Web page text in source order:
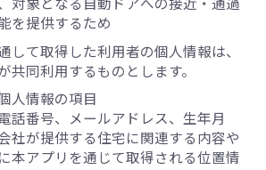
を提供するため
して取得した利用者の個人情報は、
共同利用するものとします。
情報の項目
番号、メールアドレス、生年月
社が提供する住宅に関連する内容や
本アプリを通じて取得される位置情